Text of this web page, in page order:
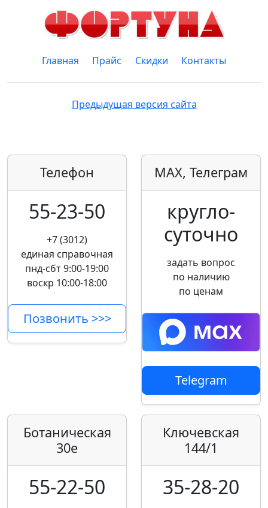
Главная Прайс Скидки Контакты
Предыдущая версия сайта
Телефон
55-23-50
+7 (3012)
единая справочная
пнд-сбт 9:00-19:00
воскр 10:00-18:00
Позвонить >>>
MAX, Телеграм
кругло­
суточно
задать вопрос
по наличию
по ценам
Telegram
Ботаническая
30е
55-22-50
Ключевская
144/1
35-28-20